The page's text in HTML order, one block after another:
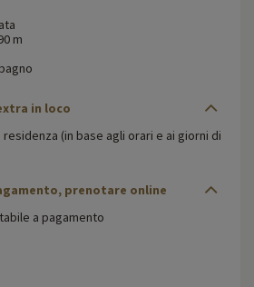
m
in loco
(in base agli orari e ai giorni di
prenotare online
a pagamento